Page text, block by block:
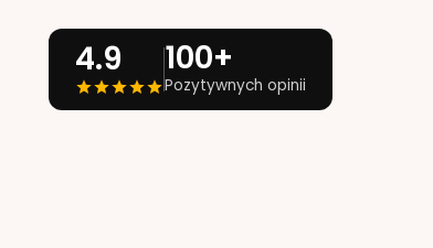
4.9 100+
Pozytywnych opinii